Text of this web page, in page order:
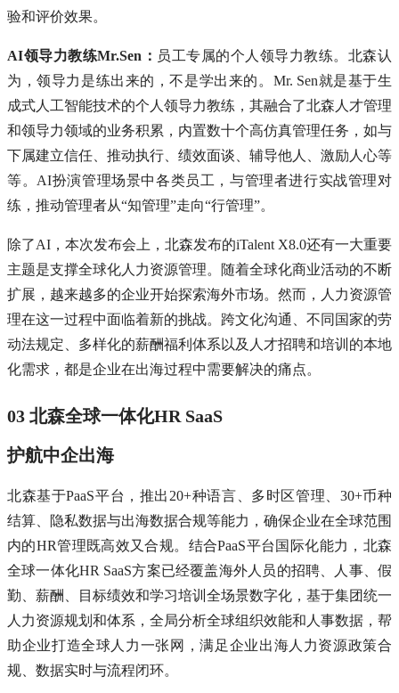
验和评价效果。
AI领导力教练Mr.Sen： 员工专属的个人领导力教练。北森认
为，领导力是练出来的，不是学出来的。Mr. Sen就是基于生
成式人工智能技术的个人领导力教练，其融合了北森人才管理
和领导力领域的业务积累，内置数十个高仿真管理任务，如与
下属建立信任、推动执行、绩效面谈、辅导他人、激励人心等
等。AI扮演管理场景中各类员工，与管理者进行实战管理对
练，推动管理者从“知管理”走向“行管理”。
除了AI，本次发布会上，北森发布的iTalent X8.0还有一大重要
主题是支撑全球化人力资源管理。随着全球化商业活动的不断
扩展，越来越多的企业开始探索海外市场。然而，人力资源管
理在这一过程中面临着新的挑战。跨文化沟通、不同国家的劳
动法规定、多样化的薪酬福利体系以及人才招聘和培训的本地
化需求，都是企业在出海过程中需要解决的痛点。
03 北森全球一体化HR SaaS
护航中企出海
北森基于PaaS平台，推出20+种语言、多时区管理、30+币种
结算、隐私数据与出海数据合规等能力，确保企业在全球范围
内的HR管理既高效又合规。结合PaaS平台国际化能力，北森
全球一体化HR SaaS方案已经覆盖海外人员的招聘、人事、假
勤、薪酬、目标绩效和学习培训全场景数字化，基于集团统一
人力资源规划和体系，全局分析全球组织效能和人事数据，帮
助企业打造全球人力一张网，满足企业出海人力资源政策合
规、数据实时与流程闭环。